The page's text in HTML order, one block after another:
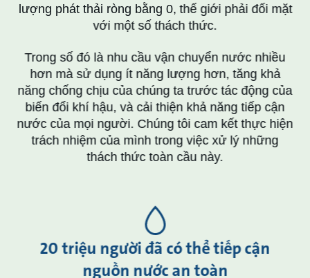
lượng phát thải ròng bằng 0, thế giới phải đối mặt
với một số thách thức.
Trong số đó là nhu cầu vận chuyển nước nhiều
hơn mà sử dụng ít năng lượng hơn, tăng khả
năng chống chịu của chúng ta trước tác động của
biến đổi khí hậu, và cải thiện khả năng tiếp cận
nước của mọi người. Chúng tôi cam kết thực hiện
trách nhiệm của mình trong việc xử lý những
thách thức toàn cầu này.
20 triệu người đã có thể tiếp cận
nguồn nước an toàn